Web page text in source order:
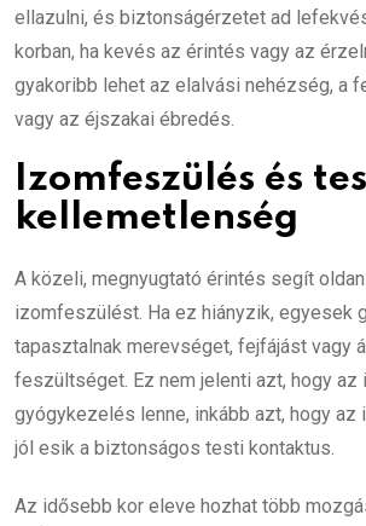
ellazulni, és biztonságérzetet ad
korban, ha kevés az érintés vagy az
gyakoribb lehet az elalvási nehézség, a
vagy az éjszakai ébredés.
Izomfeszülés és
kellemetlenség
A közeli, megnyugtató érintés segít
izomfeszülést. Ha ez hiányzik, egyesek
tapasztalnak merevséget, fejfájást vagy
feszültséget. Ez nem jelenti azt, hogy az
gyógykezelés lenne, inkább azt, hogy az
jól esik a biztonságos testi kontaktus.
Az idősebb kor eleve hozhat több